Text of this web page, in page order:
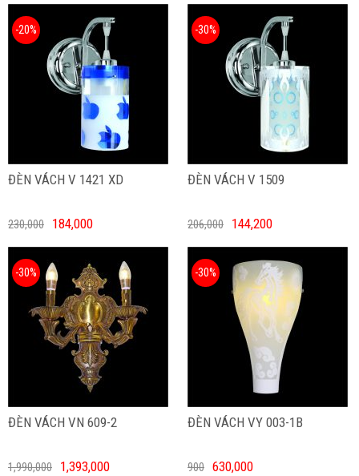
ĐÈN VÁCH V 1421 XD
-20%
230,000 184,000
ĐÈN VÁCH V 1509
-30%
206,000 144,200
ĐÈN VÁCH VN 609-2
-30%
1,990,000 1,393,000
ĐÈN VÁCH VY 003-1B
-30%
900 630,000